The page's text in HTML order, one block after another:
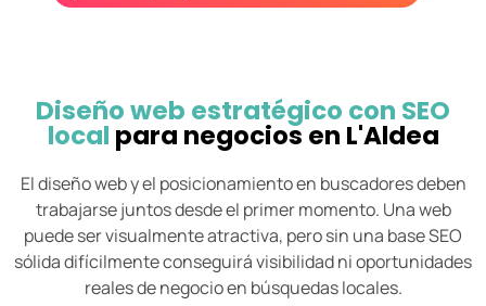
Diseño web estratégico con SEO
local para negocios en L'Aldea
El diseño web y el posicionamiento en buscadores deben
trabajarse juntos desde el primer momento. Una web
puede ser visualmente atractiva, pero sin una base SEO
sólida difícilmente conseguirá visibilidad ni oportunidades
reales de negocio en búsquedas locales.